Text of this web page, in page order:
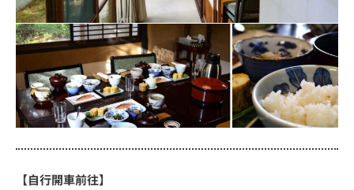
【自行開車前往】